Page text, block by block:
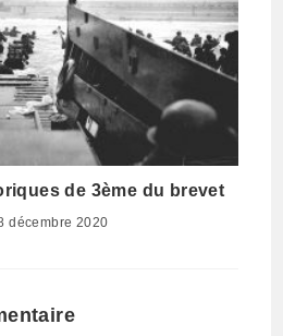
de 3ème du brevet
décembre 2020